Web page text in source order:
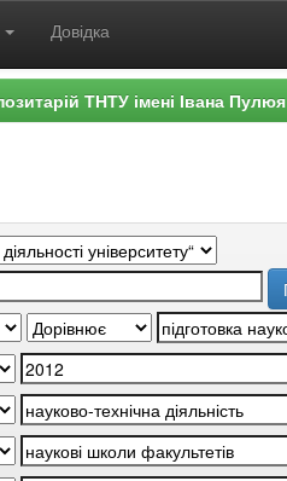
Довідка
ТНТУ імені Івана Пулюя